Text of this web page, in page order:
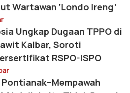
Wartawan ‘Londo Ireng’
Ungkap Dugaan TPPO di
Kalbar, Soroti
RSPO-ISPO